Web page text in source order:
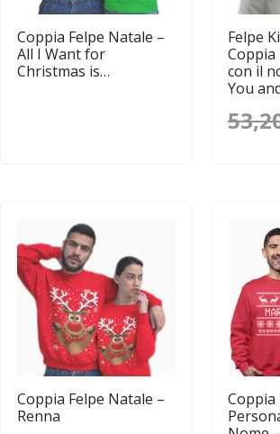
Coppia Felpe Natale –
All I Want for
Christmas is…
Felpe
Coppia
con il
You
Coppia Felpe Natale –
Renna
Coppia